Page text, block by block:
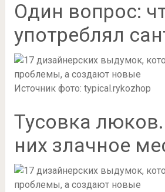
Один вопрос:
употреблял
Источник фото: typical.rykozhop
Тусовка люков.
них злачное